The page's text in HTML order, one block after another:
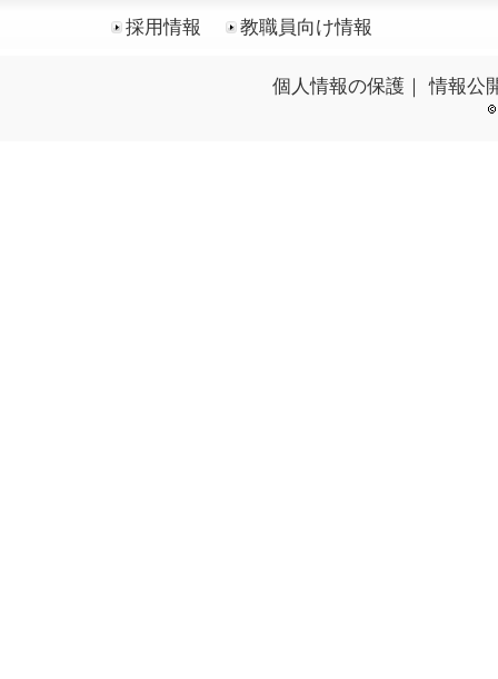
採用情報 教職員向け情報
個人情報の保護｜ 情報公